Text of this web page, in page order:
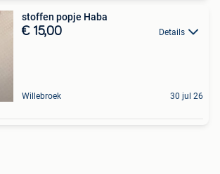
stoffen popje Haba
€ 15,00 Details
Willebroek 30 jul 26